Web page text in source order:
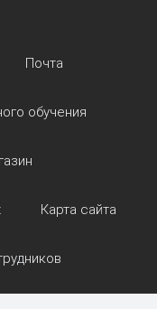
Почта
обучения
Карта сайта